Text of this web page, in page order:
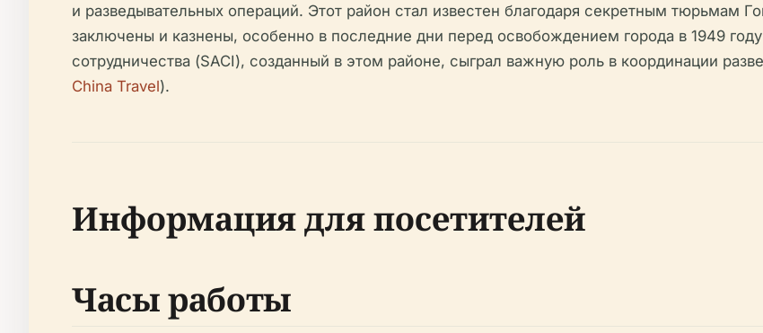
и разведывательных операций. Этот район стал известен благодаря секретным тюрьмам
заключены и казнены, особенно в последние дни перед освобождением города в 1949
сотрудничества (SACI), созданный в этом районе, сыграл важную роль в координации
China Travel).
Информация для посетителей
Часы работы